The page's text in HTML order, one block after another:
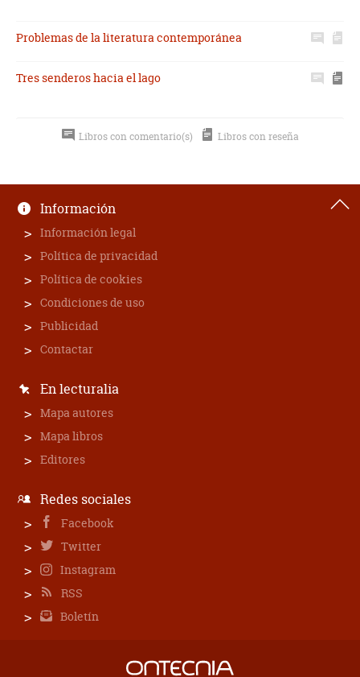
Problemas de la literatura contemporánea
Tres senderos hacia el lago
Libros con comentario(s) Libros con reseña
Información
Información legal
Política de privacidad
Política de cookies
Condiciones de uso
Publicidad
Contactar
En lecturalia
Mapa autores
Mapa libros
Editores
Redes sociales
Facebook
Twitter
Instagram
RSS
Boletín